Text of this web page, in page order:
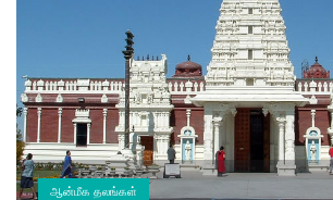
ஆன்மீக தலங்கள்